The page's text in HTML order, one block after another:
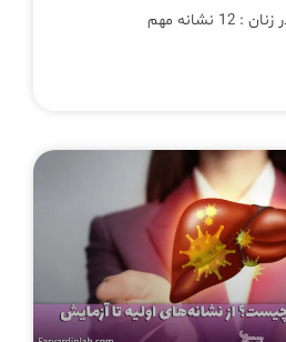
علائم کم‌ خونی شدید در زنان : 12 نشانه مهم